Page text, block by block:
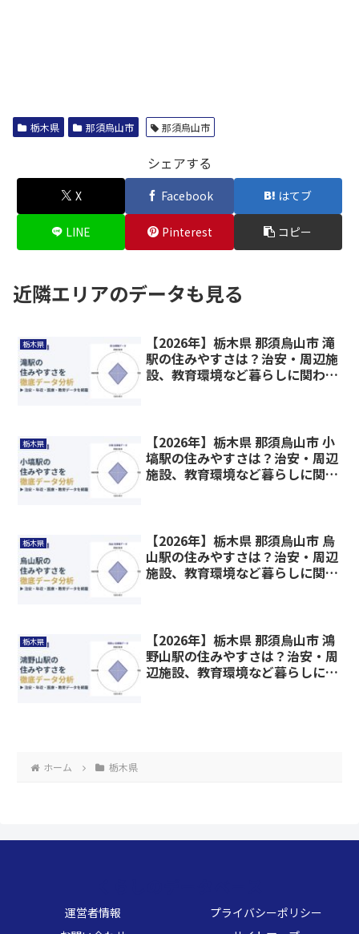
栃木県 那須烏山市 那須烏山市
シェアする
X Facebook はてブ
LINE Pinterest コピー
近隣エリアのデータも見る
栃木県
【2026年】栃木県 那須烏山市 滝
駅の住みやすさは？治安・周辺施
設、教育環境など暮らしに関わる
栃木県
【2026年】栃木県 那須烏山市 小
塙駅の住みやすさは？治安・周辺
施設、教育環境など暮らしに関わ
栃木県
【2026年】栃木県 那須烏山市 烏
山駅の住みやすさは？治安・周辺
施設、教育環境など暮らしに関わ
栃木県
【2026年】栃木県 那須烏山市 鴻
野山駅の住みやすさは？治安・周
辺施設、教育環境など暮らしに関
ホーム 栃木県
運営者情報
プライバシーポリシー